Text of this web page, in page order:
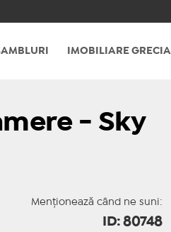
IMOBILIARE GRECIA
- Sky
Menționează când ne suni:
ID: 80748